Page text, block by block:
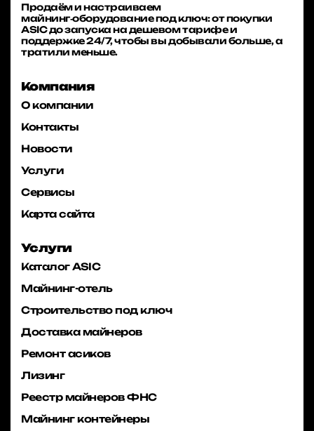
Продаём и настраиваем
майнинг‑оборудование под ключ: от покупки
ASIC до запуска на дешевом тарифе и
поддержке 24/7, чтобы вы добывали больше, а
тратили меньше.
Компания
О компании
Контакты
Новости
Услуги
Сервисы
Карта сайта
Услуги
Каталог ASIC
Майнинг-отель
Строительство под ключ
Доставка майнеров
Ремонт асиков
Лизинг
Реестр майнеров ФНС
Майнинг контейнеры